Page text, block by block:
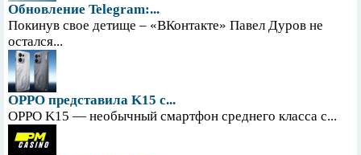
Обновление Telegram:...
Покинув свое детище – «ВКонтакте» Павел Дуров не
остался...
OPPO представила K15 с...
OPPO K15 — необычный смартфон среднего класса с...